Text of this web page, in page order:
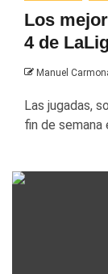
Los
4 de
Manuel
Las jugadas,
fin de semana